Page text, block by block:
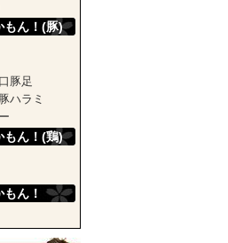
もん！(豚)
豚足
ハラミ
もん！(鶏)
ん！